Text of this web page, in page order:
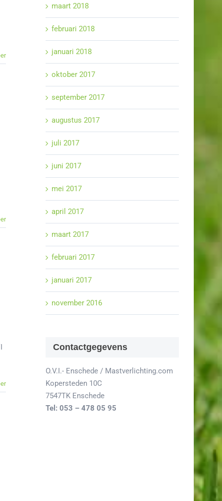
maart 2018
februari 2018
januari 2018
oktober 2017
september 2017
augustus 2017
juli 2017
juni 2017
mei 2017
april 2017
maart 2017
februari 2017
januari 2017
november 2016
Contactgegevens
O.V.I.- Enschede / Mastverlichting.com
Kopersteden 10C
7547TK Enschede
Tel: 053 – 478 05 95